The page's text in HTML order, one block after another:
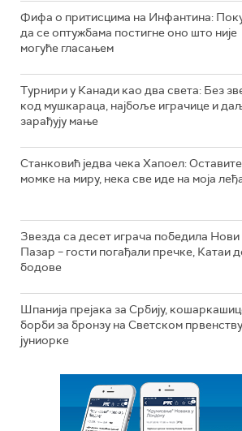
Фифа о притисцима на Инфантина:
да се оптужбама постигне оно што није
могуће гласањем
Турнири у Канади као два света: Без
код мушкараца, најбоље играчице и
зарађују мање
Станковић једва чека Хапоел:
момке на миру, нека све иде на моја
Звезда са десет играча победила Нови
Пазар – гости погађали пречке, Катаи
бодове
Шпанија прејакa за Србију,
борби за бронзу на Светском
јуниорке